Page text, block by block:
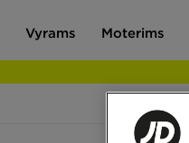
Vyrams Moterims